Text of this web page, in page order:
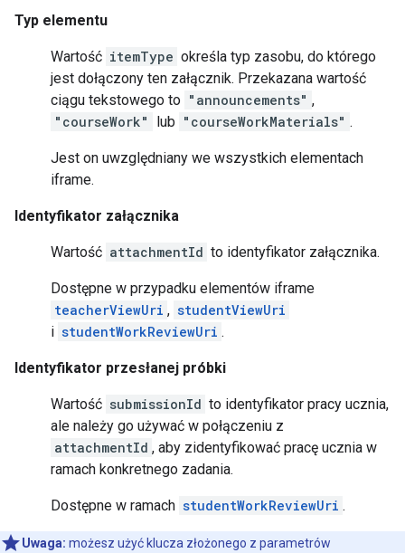
Typ elementu
Wartość itemType określa typ zasobu, do którego
jest dołączony ten załącznik. Przekazana wartość
ciągu tekstowego to "announcements" ,
"courseWork"
lub "courseWorkMaterials" .
Jest on uwzględniany we wszystkich elementach
iframe.
Identyfikator załącznika
Wartość attachmentId to identyfikator załącznika.
Dostępne w przypadku elementów iframe
teacherViewUri , studentViewUri
i studentWorkReviewUri .
Identyfikator przesłanej próbki
Wartość submissionId to identyfikator pracy ucznia,
ale należy go używać w połączeniu z
attachmentId , aby zidentyfikować pracę ucznia w
ramach konkretnego zadania.
Dostępne w ramach studentWorkReviewUri .
Uwaga: możesz użyć klucza złożonego z parametrów